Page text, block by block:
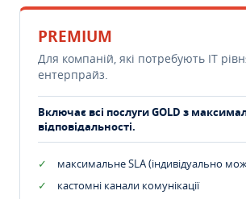
PREMIUM
Для компаній, які потребують ІТ
ентерпрайз.
Включає всі послуги GOLD з
відповідальності.
максимальне SLA (індивідуально
кастомні канали комунікації